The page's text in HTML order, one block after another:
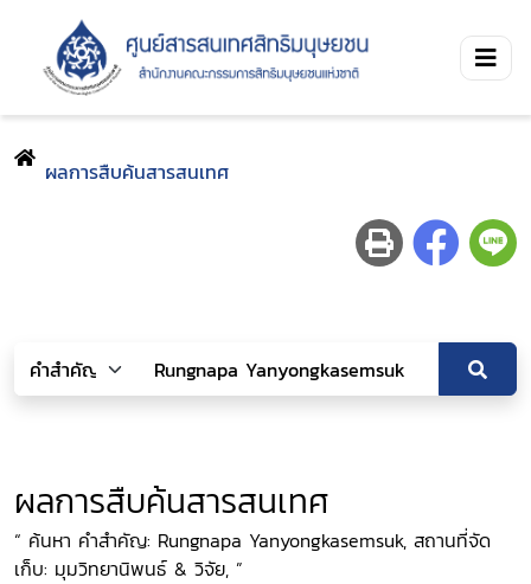
ผลการสืบค้นสารสนเทศ
ผลการสืบค้นสารสนเทศ
“ ค้นหา คำสำคัญ: Rungnapa Yanyongkasemsuk, สถานที่จัด
เก็บ: มุมวิทยานิพนธ์ & วิจัย, ”